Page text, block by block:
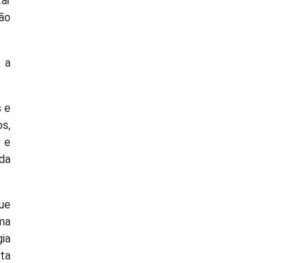
a
e
e